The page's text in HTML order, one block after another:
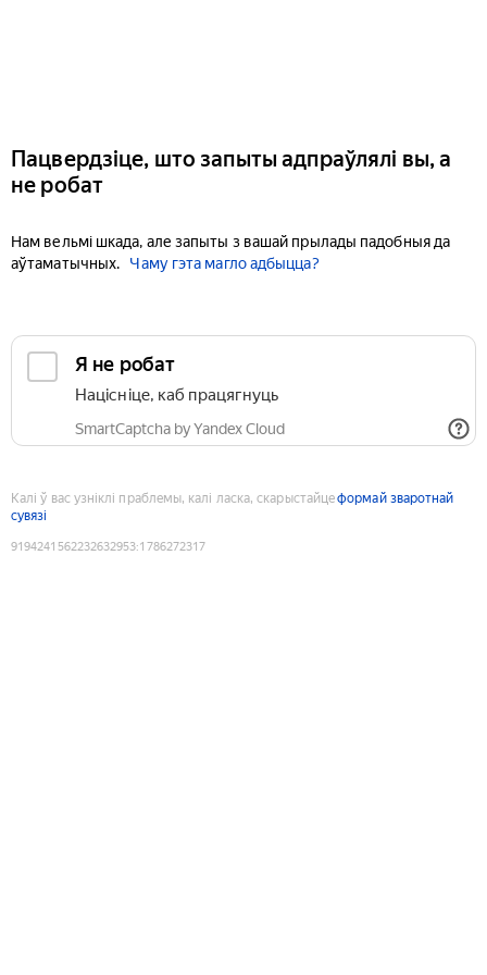
Пацвердзіце, што запыты адпраўлялі вы, а
не робат
Нам вельмі шкада, але запыты з вашай прылады падобныя да
аўтаматычных.
Чаму гэта магло адбыцца?
Я не робат
Націсніце, каб працягнуць
SmartCaptcha by Yandex Cloud
Калі ў вас узніклі праблемы, калі ласка, скарыстайцеформай зваротнай
сувязі
9194241562232632953:1786272317